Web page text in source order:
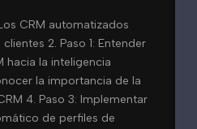
CRM automatizados
2. Paso 1: Entender
hacia la inteligencia
la importancia de la
4. Paso 3: Implementar
de perfiles de